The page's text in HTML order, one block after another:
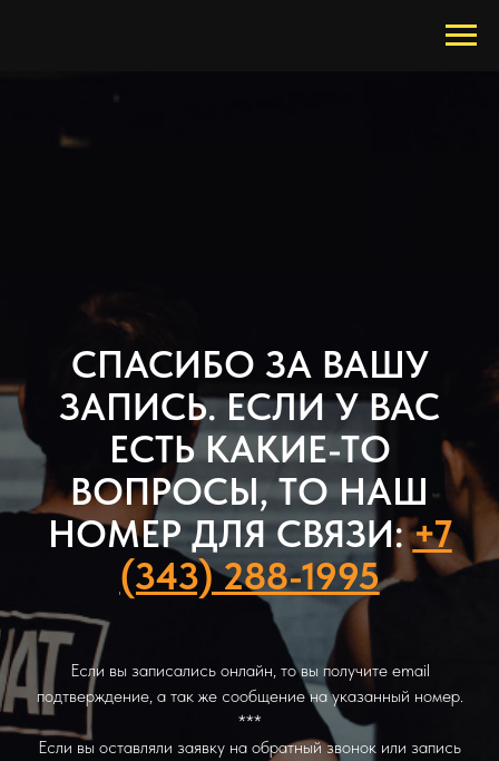
СПАСИБО ЗА ВАШУ
ЗАПИСЬ. ЕСЛИ У ВАС
ЕСТЬ КАКИЕ-ТО
ВОПРОСЫ, ТО НАШ
НОМЕР ДЛЯ СВЯЗИ:+7
(343) 288-1995
Если вы записались онлайн, то вы получите email
подтверждение, а так же сообщение на указанный номер.
***
Если вы оставляли заявку на обратный звонок или запись